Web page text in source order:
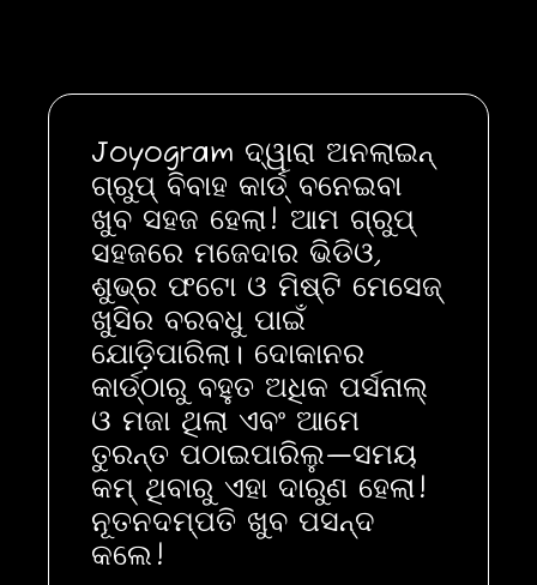
Joyogram ଦ୍ୱାରା ଅନଲାଇନ୍
ଗ୍ରୁପ୍ ବିବାହ କାର୍ଡ୍ ବନେଇବା
ଖୁବ ସହଜ ହେଲା! ଆମ ଗ୍ରୁପ୍
ସହଜରେ ମଜେଦାର ଭିଡିଓ,
ଶୁଭ୍ର ଫଟୋ ଓ ମିଷ୍ଟି ମେସେଜ୍
ଖୁସିର ବରବଧୁ ପାଇଁ
ଯୋଡ଼ିପାରିଲା। ଦୋକାନର
କାର୍ଡ୍‌ଠାରୁ ବହୁତ ଅଧିକ ପର୍ସନାଲ୍
ଓ ମଜା ଥିଲା ଏବଂ ଆମେ
ତୁରନ୍ତ ପଠାଇପାରିଲୁ—ସମୟ
କମ୍ ଥିବାରୁ ଏହା ଦାରୁଣ ହେଲା!
ନୂତନଦମ୍ପତି ଖୁବ ପସନ୍ଦ
କଲେ!